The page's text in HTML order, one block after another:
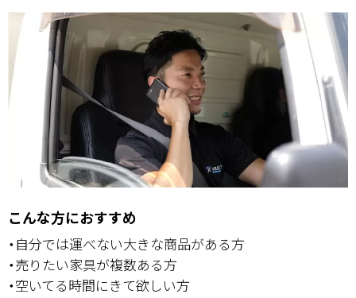
こんな方におすすめ
・自分では運べない大きな商品がある方
・売りたい家具が複数ある方
・空いてる時間にきて欲しい方